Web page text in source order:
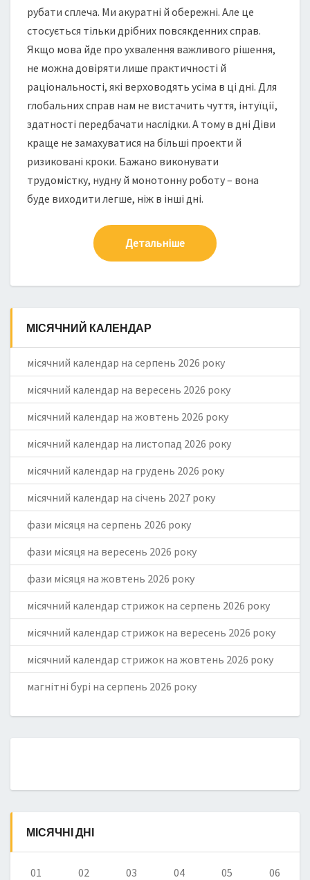
рубати сплеча. Ми акуратні й обережні. Але це
стосується тільки дрібних повсякденних справ.
Якщо мова йде про ухвалення важливого рішення,
не можна довіряти лише практичності й
раціональності, які верховодять усіма в ці дні. Для
глобальних справ нам не вистачить чуття, інтуїції,
здатності передбачати наслідки. А тому в дні Діви
краще не замахуватися на більші проекти й
ризиковані кроки. Бажано виконувати
трудомістку, нудну й монотонну роботу – вона
буде виходити легше, ніж в інші дні.
Детальніше
МІСЯЧНИЙ КАЛЕНДАР
місячний календар на серпень 2026 року
місячний календар на вересень 2026 року
місячний календар на жовтень 2026 року
місячний календар на листопад 2026 року
місячний календар на грудень 2026 року
місячний календар на січень 2027 року
фази місяця на серпень 2026 року
фази місяця на вересень 2026 року
фази місяця на жовтень 2026 року
місячний календар стрижок на серпень 2026 року
місячний календар стрижок на вересень 2026 року
місячний календар стрижок на жовтень 2026 року
магнітні бурі на серпень 2026 року
МІСЯЧНІ ДНІ
01 02 03 04 05
06